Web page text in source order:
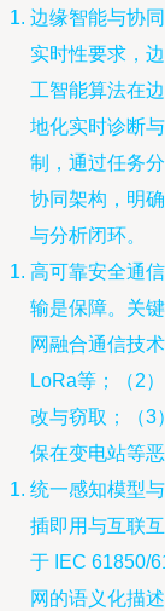
边缘智能与协
实时性要求，
工智能算法在
地化实时诊断
制，通过任务
协同架构，明
与分析闭环。
高可靠安全通
输是保障。关
网融合通信技
LoRa等；（2
改与窃取；（3
保在变电站等
统一感知模型
插即用与互联
于 IEC 61850/
网的语义化描述